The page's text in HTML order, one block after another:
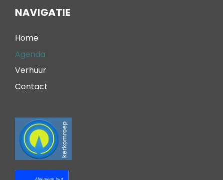
NAVIGATIE
Home
Agenda
Verhuur
Contact